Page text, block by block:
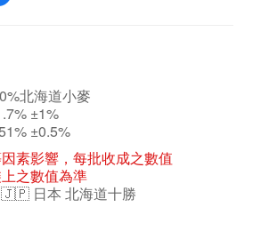
北海道小麥
±1%
±0.5%
素影響，每批收成之數值
之數值為準
🇯🇵 日本 北海道十勝